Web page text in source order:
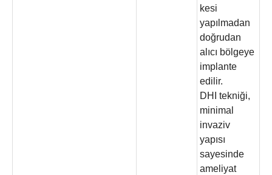
kesi
yapılmadan
doğrudan
alıcı bölgeye
implante
edilir.
DHI tekniği,
minimal
invaziv
yapısı
sayesinde
ameliyat